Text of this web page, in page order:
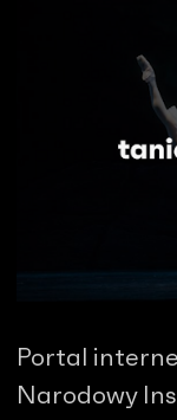
Portal
Narodowy